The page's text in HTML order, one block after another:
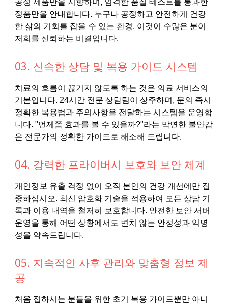
공정 제품만을 지향하며, 엄격한 품질 테스트를 통과한
정품만을 안내합니다. 누구나 공정하고 안전하게 건강
한 삶의 기회를 잡을 수 있는 환경, 이것이 수많은 분이
저희를 신뢰하는 비결입니다.
03. 신속한 상담 및 복용 가이드 시스템
치료의 흐름이 끊기지 않도록 하는 것은 의료 서비스의
기본입니다. 24시간 전문 상담팀이 상주하며, 문의 즉시
정확한 복용법과 주의사항을 전달하는 시스템을 운영합
니다. "언제쯤 효과를 볼 수 있을까?"라는 막연한 불안감
은 전문가의 정확한 가이드로 해소해 드립니다.
04. 강력한 프라이버시 보호와 보안 체계
개인정보 유출 걱정 없이 오직 본인의 건강 개선에만 집
중하십시오. 최신 암호화 기술을 적용하여 모든 상담 기
록과 이용 내역을 철저히 보호합니다. 안전한 보안 서버
운영을 통해 어떤 상황에서도 변치 않는 안정성과 익명
성을 약속드립니다.
05. 지속적인 사후 관리와 맞춤형 정보 제
공
처음 접하시는 분들을 위한 초기 복용 가이드뿐만 아니